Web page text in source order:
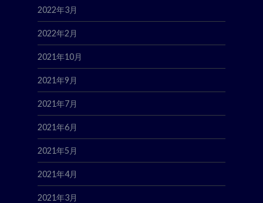
2022年3月
2022年2月
2021年10月
2021年9月
2021年7月
2021年6月
2021年5月
2021年4月
2021年3月